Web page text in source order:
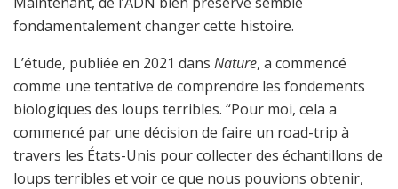
fondamentalement changer cette histoire.
L’étude, publiée en 2021 dans Nature, a commencé
comme une tentative de comprendre les fondements
biologiques des loups terribles. “Pour moi, cela a
commencé par une décision de faire un road-trip à
travers les États-Unis pour collecter des échantillons de
loups terribles et voir ce que nous pouvions obtenir,